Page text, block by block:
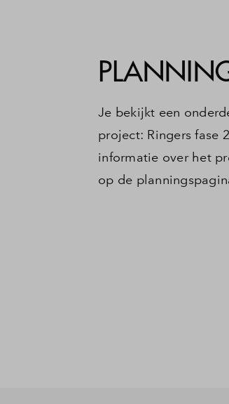
Je bekijkt een
project: Ringers fase
informatie over het
op de